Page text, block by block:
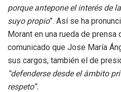
porque antepone el interés de
suyo propio”. Así se ha
Morant en una rueda de prensa
comunicado que Jose María
sus cargos, también el de
“defenderse desde el ámbito
respeto”.